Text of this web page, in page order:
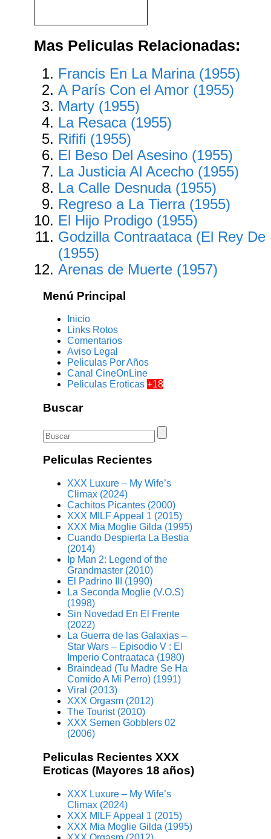
Mas Peliculas Relacionadas:
Francis En La Marina (1955)
A París Con el Amor (1955)
Marty (1955)
La Resaca (1955)
Rififi (1955)
El Beso Del Asesino (1955)
La Justicia Al Acecho (1955)
La Calle Desnuda (1955)
Regreso a La Tierra (1955)
El Hijo Prodigo (1955)
Godzilla Contraataca (El Rey
(1955)
Arenas de Muerte (1957)
Menú Principal
Inicio
Links Rotos
Comentarios
Aviso Legal
Peliculas Por Años
Canal CineOnLine
Peliculas Eroticas+18
Buscar
Peliculas Recientes
XXX Luxure – My Wife’s
Climax (2024)
Cachitos Picantes (2000)
XXX MILF Appeal 1 (2015)
XXX Mia Moglie Gilda (1995)
Cuando Despierta La Bestia
(2014)
Ip Man 2: Legend of the
Grandmaster (2010)
El Padrino III (1990)
La Seconda Moglie (V.O.S)
(1998)
Sin Novedad En El Frente
(2022)
La Guerra de las Galaxias –
Star Wars – Episodio V : El
Imperio Contraataca (1980)
Braindead (Tu Madre Se Ha
Comido A Mi Perro) (1991)
Viral (2013)
XXX Orgasm (2012)
The Tourist (2010)
XXX Semen Gobblers 02
(2006)
Peliculas Recientes XXX
Eroticas (Mayores 18 años)
XXX Luxure – My Wife’s
Climax (2024)
XXX MILF Appeal 1 (2015)
XXX Mia Moglie Gilda (1995)